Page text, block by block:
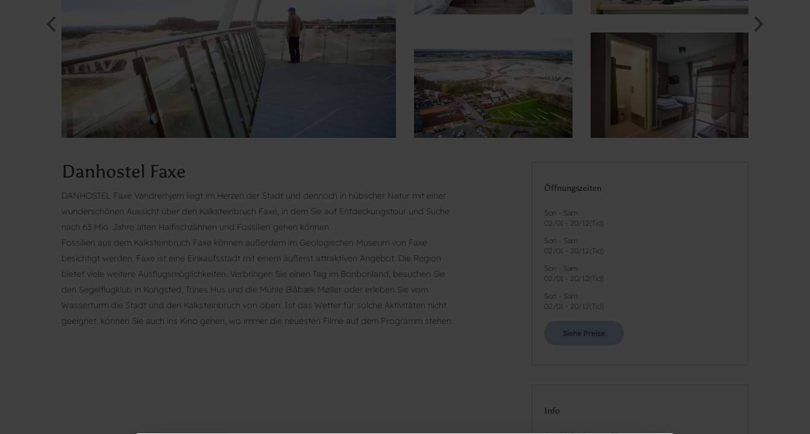
Danhostel Faxe
DANHOSTEL Faxe Vandrerhjem liegt im Herzen der Stadt und dennoch in hübscher Natur mit einer
wunderschönen Aussicht über den Kalksteinbruch Faxe, in dem Sie auf Entdeckungstour und Suche
nach 63 Mio. Jahre alten Haifischzähnen und Fossilien gehen können.
Fossilien aus dem Kalksteinbruch Faxe können außerdem im Geologischen Museum von Faxe
besichtigt werden. Faxe ist eine Einkaufsstadt mit einem äußerst attraktiven Angebot. Die Region
bietet viele weitere Ausflugsmöglichkeiten. Verbringen Sie einen Tag im Bonbonland, besuchen Sie
den Segelflugklub in Kongsted, Trines Hus und die Mühle Blåbæk Møller oder erleben Sie vom
Wasserturm die Stadt und den Kalksteinbruch von oben. Ist das Wetter für solche Aktivitäten nicht
geeignet, können Sie auch ins Kino gehen, wo immer die neuesten Filme auf dem Programm stehen.
Öffnungszeiten
Son - Sam
02/01 - 20/12( Tid)
Son - Sam
02/01 - 20/12( Tid)
Son - Sam
02/01 - 20/12( Tid)
Son - Sam
02/01 - 20/12( Tid)
Siehe Preise
Info